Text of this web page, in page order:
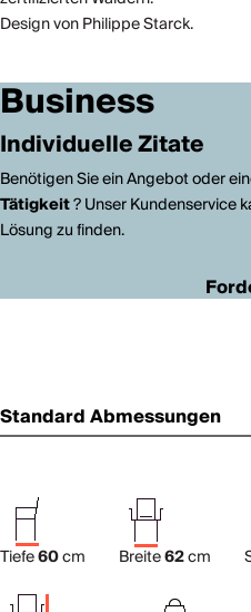
Design von Philippe Starck.
Business
Individuelle Zitate
Benötigen Sie ein Angebot oder
Tätigkeit? Unser Kundenservice
Lösung zu finden.
Standard Abmessungen
Tiefe60cm Breite62cm